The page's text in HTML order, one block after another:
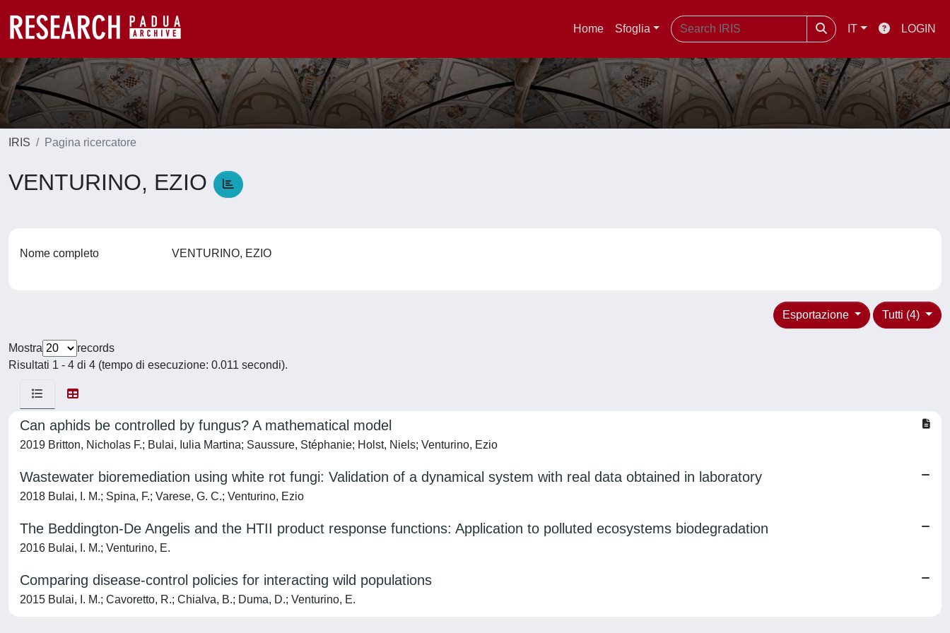
Home Sfoglia IT LOGIN
IRIS Pagina ricercatore
VENTURINO, EZIO
Nome completo VENTURINO, EZIO
Tutti (4)
Esportazione
Mostra
records
Risultati 1 - 4 di 4 (tempo di esecuzione: 0.011 secondi).
Can aphids be controlled by fungus? A mathematical model
2019 Britton, Nicholas F.; Bulai, Iulia Martina; Saussure, Stéphanie; Holst, Niels; Venturino, Ezio
Wastewater bioremediation using white rot fungi: Validation of a dynamical system with real data obtained in laboratory
2018 Bulai, I. M.; Spina, F.; Varese, G. C.; Venturino, Ezio
The Beddington-De Angelis and the HTII product response functions: Application to polluted ecosystems biodegradation
2016 Bulai, I. M.; Venturino, E.
Comparing disease-control policies for interacting wild populations
2015 Bulai, I. M.; Cavoretto, R.; Chialva, B.; Duma, D.; Venturino, E.